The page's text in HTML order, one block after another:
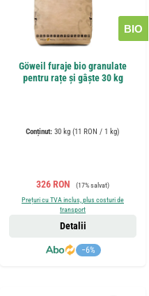
BIO
Göweil furaje bio granulate
pentru rațe și gâște 30 kg
Conținut: 30 kg (11 RON / 1 kg)
Preț de vânzare:
326 RON Preț obișnuit:
(17% salvat)
Prețuri cu TVA inclus, plus costuri de
transport
−6%
Detalii